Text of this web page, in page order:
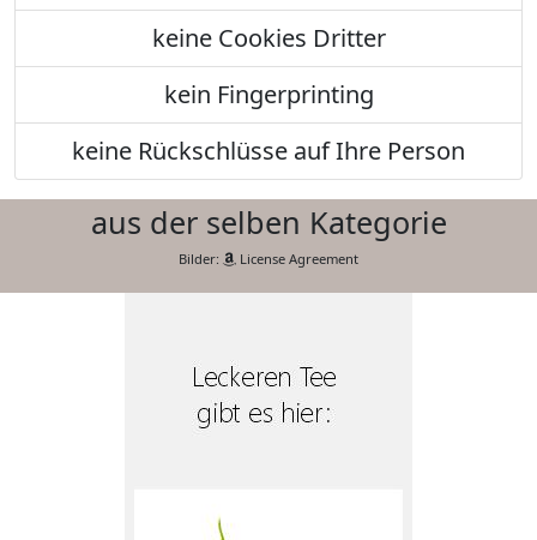
keine Cookies Dritter
kein Fingerprinting
keine Rückschlüsse auf Ihre Person
aus der selben Kategorie
Bilder: License Agreement